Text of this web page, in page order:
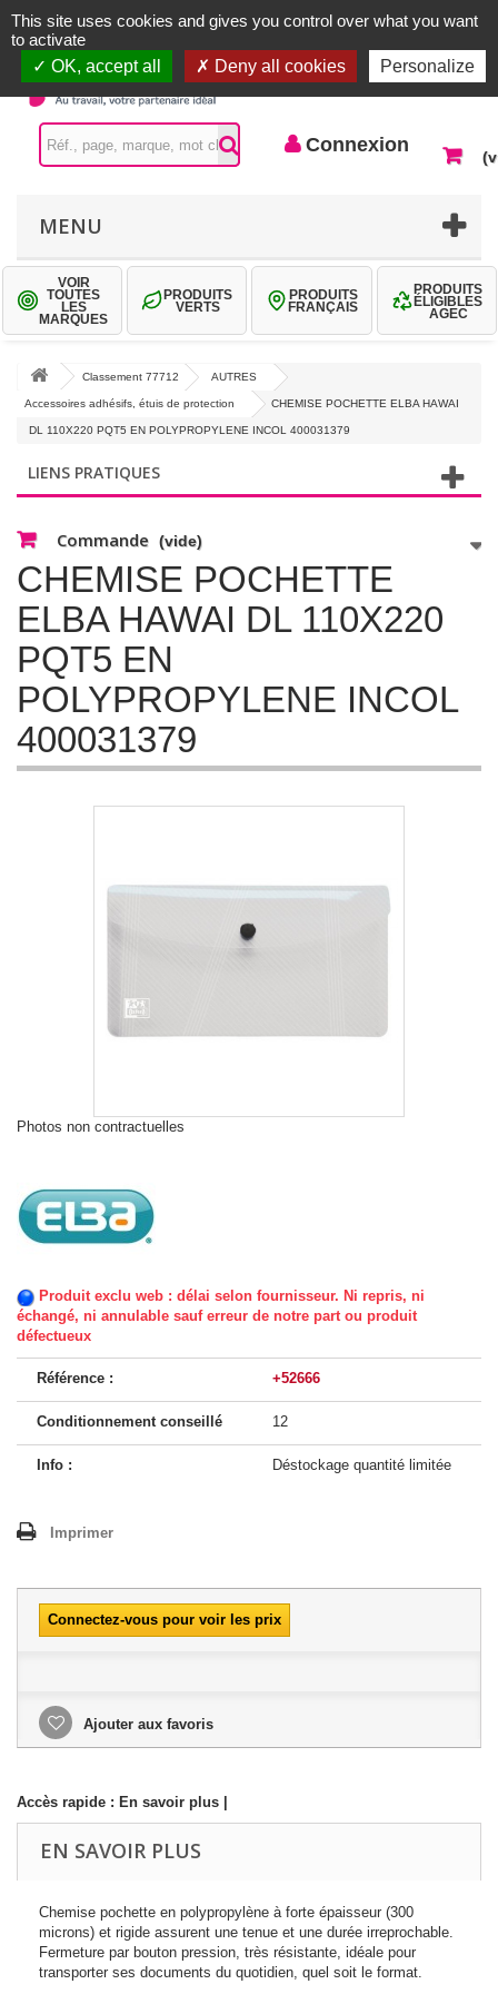
Contactez-nous
Connexion
MENU
VOIR
TOUTES
LES
MARQUES
PRODUITS
VERTS
PRODUITS
FRANÇAIS
PRODUITS
ÉLIGIBLES
AGEC
Classement 77712 AUTRES
Accessoires adhésifs, étuis de protection CHEMISE POCHETTE ELBA HAWAI
DL 110X220 PQT5 EN POLYPROPYLENE INCOL 400031379
LIENS PRATIQUES
Commande (vide)
CHEMISE POCHETTE
ELBA HAWAI DL 110X220
PQT5 EN
POLYPROPYLENE INCOL
400031379
Photos non contractuelles
Produit exclu web : délai selon fournisseur. Ni repris, ni
échangé, ni annulable sauf erreur de notre part ou produit
défectueux
Référence : +52666
Conditionnement conseillé 12
Info : Déstockage quantité limitée
Imprimer
Connectez-vous pour voir les prix
Ajouter aux favoris
Accès rapide : En savoir plus
EN SAVOIR PLUS
Chemise pochette en polypropylène à forte épaisseur (300
microns) et rigide assurent une tenue et une durée irreprochable.
Fermeture par bouton pression, très résistante, idéale pour
transporter ses documents du quotidien, quel soit le format.
This site uses cookies and gives you control over what you want
to activate
OK, accept all
Deny all cookies Personalize